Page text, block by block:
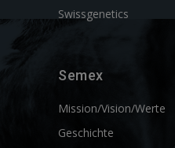
Swissgenetics
Semex
Mission/Vision/Werte
Geschichte